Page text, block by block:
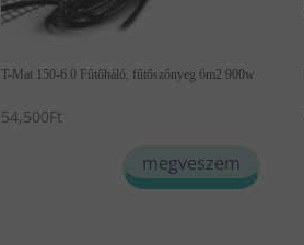
T-Mat 150-6.0 Fűtőháló, fűtőszőnyeg 6m2 900w
54,500Ft
megveszem